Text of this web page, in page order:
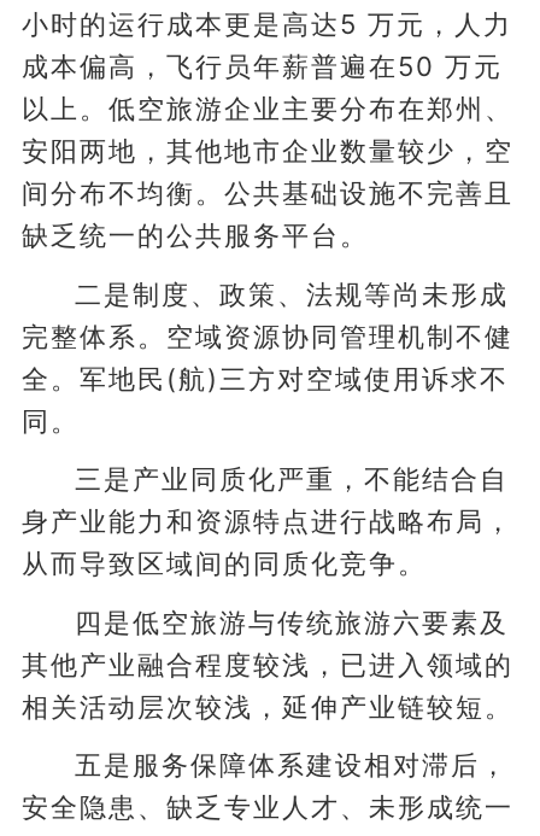
小时的运行成本更是高达5 万元，人力
成本偏高，飞行员年薪普遍在50 万元
以上。低空旅游企业主要分布在郑州、
安阳两地，其他地市企业数量较少，空
间分布不均衡。公共基础设施不完善且
缺乏统一的公共服务平台。
二是制度、政策、法规等尚未形成
完整体系。空域资源协同管理机制不健
全。军地民(航)三方对空域使用诉求不
同。
三是产业同质化严重，不能结合自
身产业能力和资源特点进行战略布局，
从而导致区域间的同质化竞争。
四是低空旅游与传统旅游六要素及
其他产业融合程度较浅，已进入领域的
相关活动层次较浅，延伸产业链较短。
五是服务保障体系建设相对滞后，
安全隐患、缺乏专业人才、未形成统一